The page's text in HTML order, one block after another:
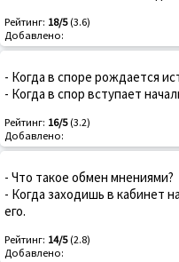
Рейтинг: 18/5(3.6)
Добавлено:
- Когда в споре рождается
- Когда в спор вступает
Рейтинг: 16/5(3.2)
Добавлено:
- Что такое обмен мнениями?
- Когда заходишь в кабинет
его.
Рейтинг: 14/5(2.8)
Добавлено: